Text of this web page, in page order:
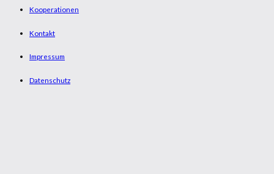
Kooperationen
Kontakt
Impressum
Datenschutz